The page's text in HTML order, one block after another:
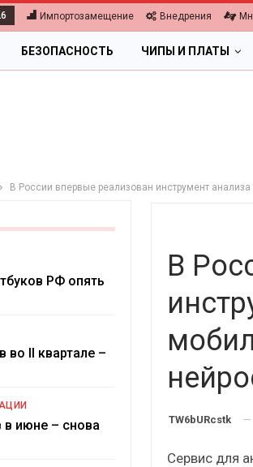
Импортозамещение Внедрения
БЕЗОПАСНОСТЬ ЧИПЫ И ПЛАТЫ
В России впервые реализован инструмент
В
TW6bURcstk
Сервис для
РФ опять
во II квартале –
июне – снова
Цифровая экономика 2026.
Краткий статистический
сборник от…